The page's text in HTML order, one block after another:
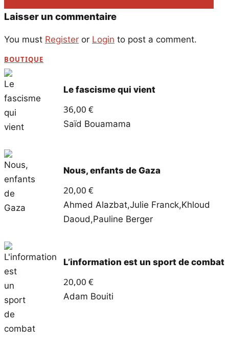
Laisser un commentaire
You must Register or Login to post a comment.
BOUTIQUE
Le fascisme qui vient
36,00 €
Saïd Bouamama
Nous, enfants de Gaza
20,00 €
Ahmed Alazbat,Julie Franck,Khloud
Daoud,Pauline Berger
L’information est un sport de combat
20,00 €
Adam Bouiti